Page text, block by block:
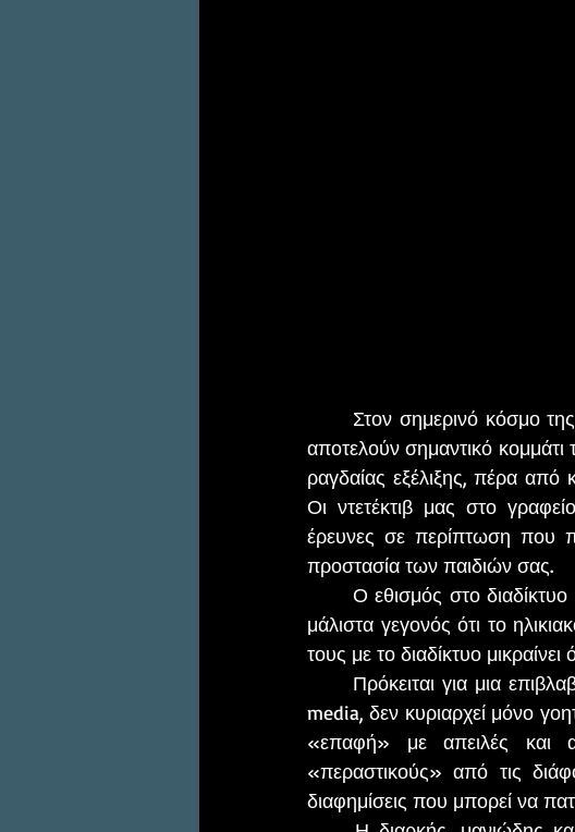
αποτελούν σημαντικό κομμάτι
ραγδαίας εξέλιξης, πέρα από
Οι ντετέκτιβ μας στο
έρευνες σε περίπτωση που
προστασία των παιδιών σας.
μάλιστα γεγονός ότι το
τους με το διαδίκτυο
media, δεν κυριαρχεί μόνο
«επαφή» με απειλές και
«περαστικούς» από τις
διαφημίσεις που μπορεί να